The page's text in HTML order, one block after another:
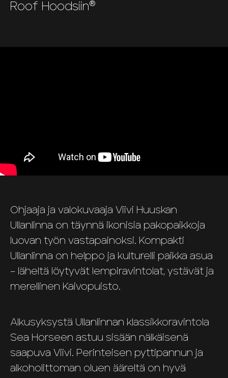
Roof Hoodsiin®
Ohjaaja ja valokuvaaja Viivi Huuskan
Ullanlinna on täynnä ikonisia pakopaikkoja
luovan työn vastapainoksi. Kompakti
Ullanlinna on helppo ja kulturelli paikka asua
– läheltä löytyvät lempiravintolat, ystävät ja
merellinen Kaivopuisto.
Alkusyksystä Ullanlinnan klassikkoravintola
Sea Horseen astuu sisään nälkäisenä
saapuva Viivi. Perinteisen pyttipannun ja
alkoholittoman oluen ääreltä on hyvä